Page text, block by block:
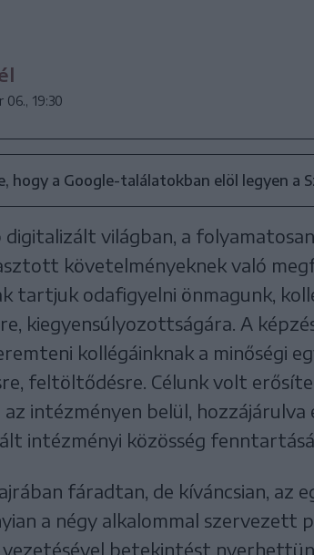
06., 19:30
hogy a Google-találatokban elöl legyen a
digitalizált világban, a
követelményeknek való
tartjuk odafigyelni önmagunk,
kiegyensúlyozottságára. A
kollégáinknak a minőségi
feltöltődésre. Célunk volt
intézményen belül, hozzájárulva
intézményi közösség
fáradtan, de kíváncsian, az
a négy alkalommal szervezett
vezetésével betekintést